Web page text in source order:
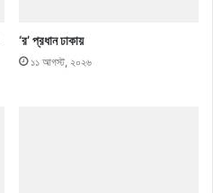
‘র’ প্রধান ঢাকায়
১১ আগস্ট, ২০২৬